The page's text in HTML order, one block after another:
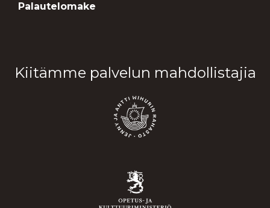
Palautelomake
Kiitämme palvelun mahdollistajia